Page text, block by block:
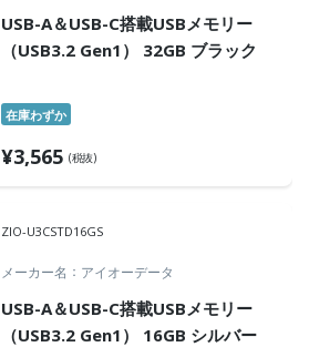
USB-A＆USB-C搭載USBメモリー
（USB3.2 Gen1） 32GB ブラック
在庫わずか
¥3,565 (税抜)
ZIO-U3CSTD16GS
メーカー名 アイオーデータ
USB-A＆USB-C搭載USBメモリー
（USB3.2 Gen1） 16GB シルバー